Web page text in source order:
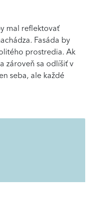
mal reflektovať
Fasáda by
prostredia. Ak
zároveň sa odlíšiť v
seba, ale každé